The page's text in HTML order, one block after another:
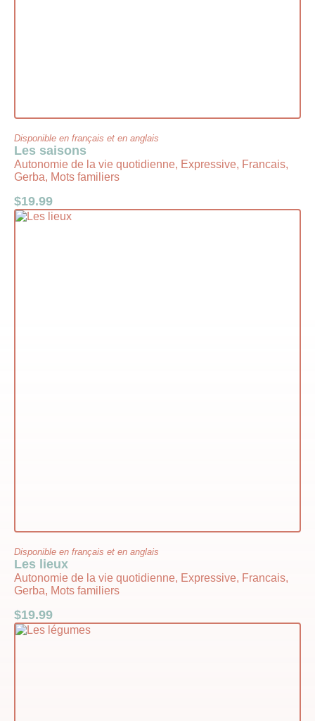
Disponible en français et en anglais
Les saisons
Autonomie de la vie quotidienne, Expressive, Francais,
Gerba, Mots familiers
$19.99
Disponible en français et en anglais
Les lieux
Autonomie de la vie quotidienne, Expressive, Francais,
Gerba, Mots familiers
$19.99